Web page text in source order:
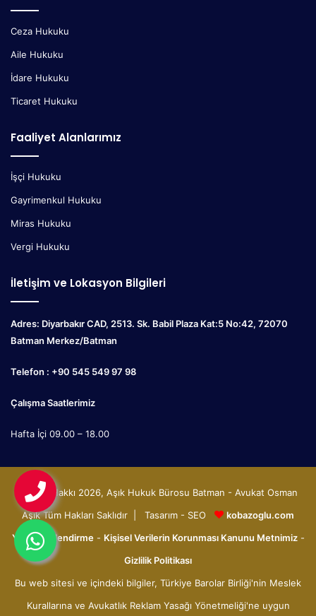
Ceza Hukuku
Aile Hukuku
İdare Hukuku
Ticaret Hukuku
Faaliyet Alanlarımız
İşçi Hukuku
Gayrimenkul Hukuku
Miras Hukuku
Vergi Hukuku
İletişim ve Lokasyon Bilgileri
Adres: Diyarbakır CAD, 2513. Sk. Babil Plaza Kat:5 No:42, 72070
Batman Merkez/Batman
Telefon : +90 545 549 97 98
Çalışma Saatlerimiz
Hafta İçi 09.00 – 18.00
© Telif Hakkı 2026, Aşık Hukuk Bürosu Batman - Avukat Osman
Aşık Tüm Hakları Saklıdır | Tasarım - SEO
kobazoglu.com
Yasal Bilgilendirme- Kişisel Verilerin Korunması Kanunu Metnimiz-
Gizlilik Politikası
Bu web sitesi ve içindeki bilgiler, Türkiye Barolar Birliği'nin Meslek
Kurallarına ve Avukatlık Reklam Yasağı Yönetmeliği'ne uygun